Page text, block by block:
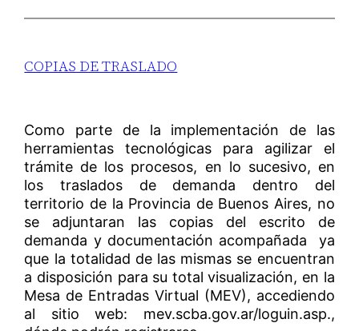
COPIAS DE TRASLADO
Como parte de la implementación de las
herramientas tecnológicas para agilizar el
trámite de los procesos, en lo sucesivo, en
los traslados de demanda dentro del
territorio de la Provincia de Buenos Aires, no
se adjuntaran las copias del escrito de
demanda y documentación acompañada ya
que la totalidad de las mismas se encuentran
a disposición para su total visualización, en la
Mesa de Entradas Virtual (MEV), accediendo
al sitio web: mev.scba.gov.ar/loguin.asp.,